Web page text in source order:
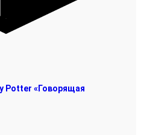
Potter «Говорящая